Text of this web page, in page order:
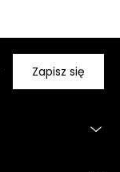
Zapisz się